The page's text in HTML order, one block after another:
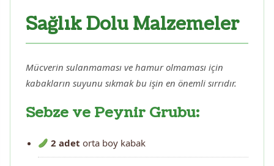
Sağlık Dolu Malzemeler
Mücverin sulanmaması ve hamur olmaması için
kabakların suyunu sıkmak bu işin en önemli sırrıdır.
Sebze ve Peynir Grubu:
2 adet orta boy kabak